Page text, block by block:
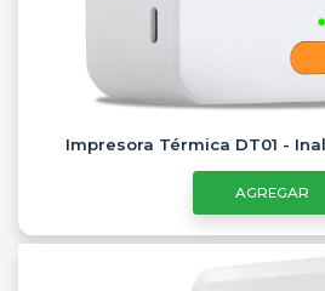
Impresora Térmica DT01 -
AGREGAR